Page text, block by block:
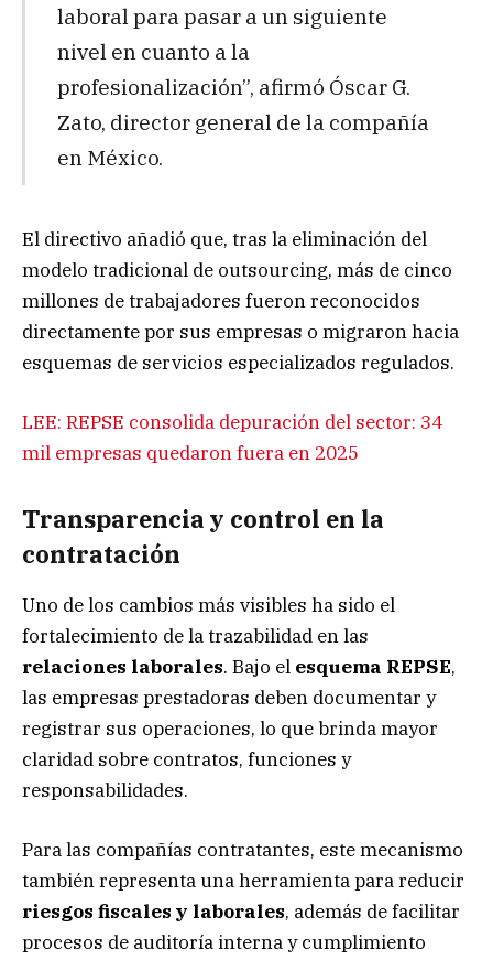
laboral para pasar a un siguiente
nivel en cuanto a la
profesionalización”, afirmó Óscar G.
Zato, director general de la compañía
en México.
El directivo añadió que, tras la eliminación del
modelo tradicional de outsourcing, más de cinco
millones de trabajadores fueron reconocidos
directamente por sus empresas o migraron hacia
esquemas de servicios especializados regulados.
LEE: REPSE consolida depuración del sector: 34
mil empresas quedaron fuera en 2025
Transparencia y control en la
contratación
Uno de los cambios más visibles ha sido el
fortalecimiento de la trazabilidad en las
relaciones laborales. Bajo el esquema REPSE,
las empresas prestadoras deben documentar y
registrar sus operaciones, lo que brinda mayor
claridad sobre contratos, funciones y
responsabilidades.
Para las compañías contratantes, este mecanismo
también representa una herramienta para reducir
riesgos fiscales y laborales, además de facilitar
procesos de auditoría interna y cumplimiento